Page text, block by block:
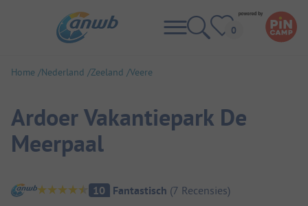
Home Nederland Zeeland Veere
Ardoer Vakantiepark De
Meerpaal
Camping overzicht
10 Fantastisch (7 Recensies)